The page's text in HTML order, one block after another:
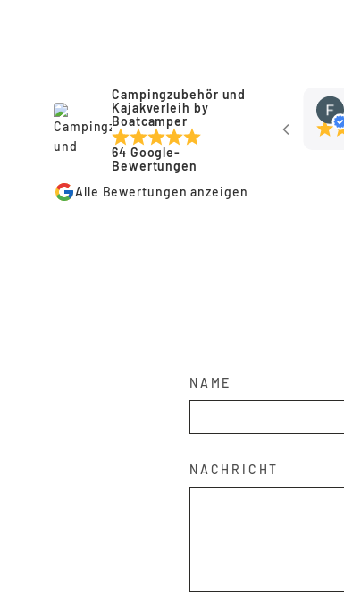
Campingzubehör und
Kajakverleih by
Boatcamper
64 Google-
Bewertungen
Alle Bewertungen anzeigen
NAME
NACHRICHT